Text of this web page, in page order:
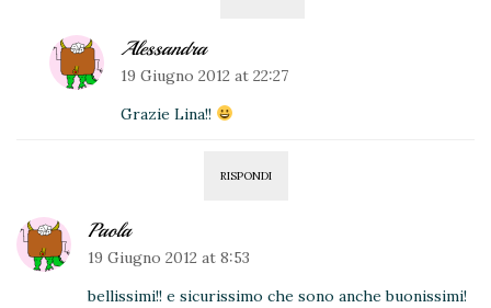
Alessandra
19 Giugno 2012 at 22:27
Grazie Lina!!
RISPONDI
Paola
19 Giugno 2012 at 8:53
bellissimi!! e sicurissimo che sono anche buonissimi!